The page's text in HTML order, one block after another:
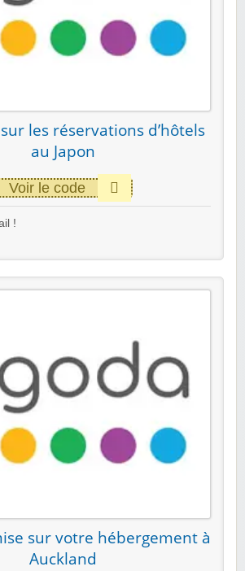
les réservations d’hôtels
au Japon
Voir le code
!
sur votre hébergement à
Auckland